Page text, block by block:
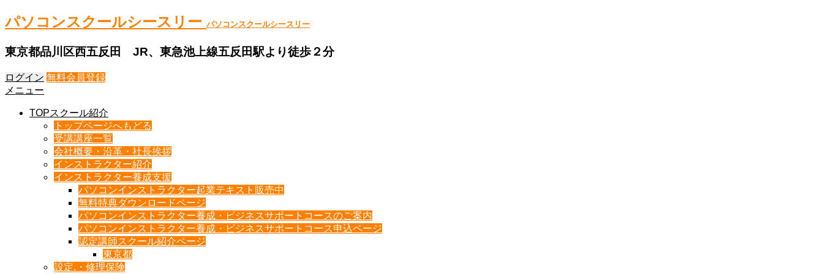
パソコンスクールシースリー パソコンスクールシースリー
東京都品川区西五反田 JR、東急池上線五反田駅より徒歩２分
ログイン 無料会員登録
メニュー
TOPスクール紹介
トップページへもどる
受講講座一覧
会社概要・沿革・社長挨拶
インストラクター紹介
インストラクター養成支援
パソコンインストラクター起業テキスト販売中
無料特典ダウンロードページ
パソコンインストラクター養成・ビジネスサポートコースのご案内
パソコンインストラクター養成・ビジネスサポートコース申込ページ
認定講師スクール紹介ページ
東京都
設定.・修理保険